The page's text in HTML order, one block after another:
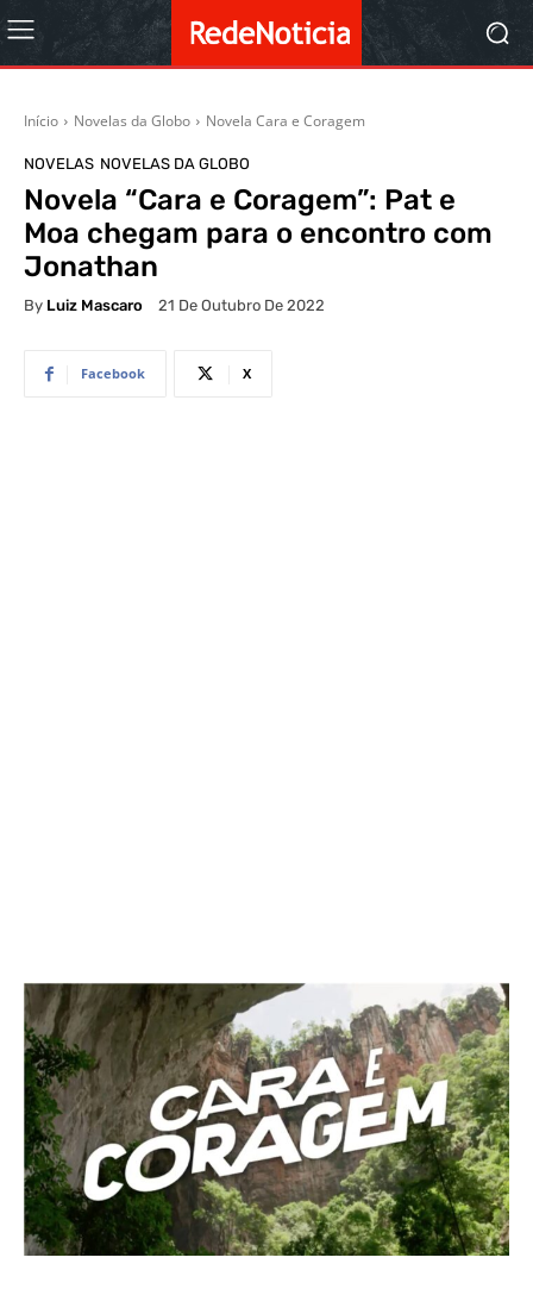
Início Novelas da Globo Novela Cara e Coragem
NOVELAS NOVELAS DA GLOBO
Novela “Cara e Coragem”: Pat e
Moa chegam para o encontro com
Jonathan
By Luiz Mascaro 21 De Outubro De 2022
Facebook X